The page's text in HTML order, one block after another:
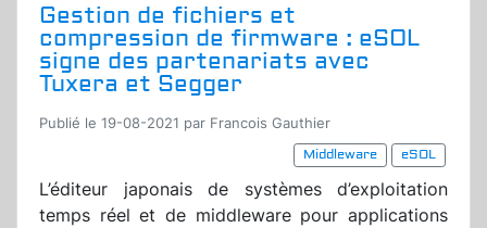
Gestion de fichiers et
compression de firmware : eSOL
signe des partenariats avec
Tuxera et Segger
Publié le 19-08-2021 par Francois Gauthier
Middleware
eSOL
L’éditeur japonais de systèmes d’exploitation
temps réel et de middleware pour applications